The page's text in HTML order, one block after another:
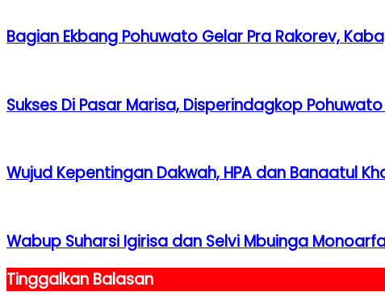
Bagian Ekbang Pohuwato Gelar Pra Rakorev,
Sukses Di Pasar Marisa, Disperindagkop
Wujud Kepentingan Dakwah, HPA dan Banaatul
Wabup Suharsi Igirisa dan Selvi Mbuinga
Tinggalkan Balasan